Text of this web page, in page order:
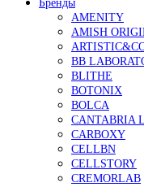
Бренды
AMENITY
AMISH
BB
BLITHE
BOTONIX
BOLCA
CANTABRIA
CARBOXY
CELLBN
CELLSTORY
CREMORLAB